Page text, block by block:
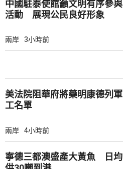
中國駐泰使館籲文明有序參與
活動 展現公民良好形象
兩岸 3小時前
美法院阻華府將藥明康德列軍
工名單
兩岸 4小時前
寧德三都澳盛產大黃魚 日均